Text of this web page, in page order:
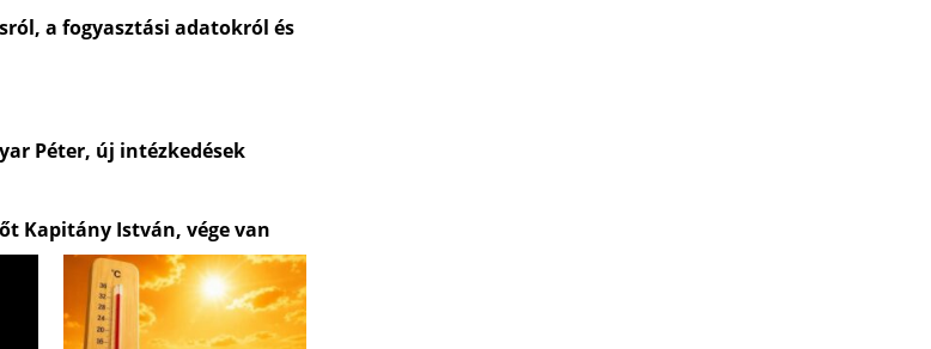
a fogyasztási adatokról és
Péter, új intézkedések
Kapitány István, vége van